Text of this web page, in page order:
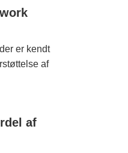
er kendt
af
af